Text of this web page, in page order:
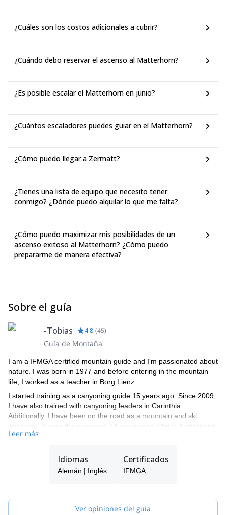
¿Cuáles son los costos adicionales a cubrir?
¿Cuándo debo reservar el ascenso al Matterhorn?
¿Es posible escalar el Matterhorn en junio?
¿Cuántos escaladores puedes guiar en el Matterhorn?
¿Cómo puedo llegar a Zermatt?
¿Tienes una lista de equipo que necesito tener
conmigo? ¿Dónde puedo alquilar lo que me falta?
¿Cómo puedo maximizar mis posibilidades de un
ascenso exitoso al Matterhorn? ¿Cómo puedo
prepararme de manera efectiva?
Sobre el guía
-Tobias 4.8 (45)
Guía de Montaña
I am a IFMGA certified mountain guide and I'm passionated about
nature. I was born in 1977 and before entering in the mountain
life, I worked as a teacher in Borg Lienz.
I started training as a canyoning guide 15 years ago. Since 2009,
I have also trained with canyoning leaders in Carinthia.
Additionally, I have been on the road as a mountain and ski
instructor. During the summers, I have guided a lot in Switzerland,
where I took my guests to many mountains over 4000 meters
same: “Never stop exploring”
I work now for Carnicoalpin where our main objective is leading
For more information, please feel free to contact me. We can
Leer más
Idiomas
Alemán | Inglés
Certificados
IFMGA
Ver opiniones del guía